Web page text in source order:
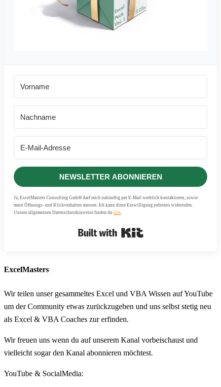
NEWSLETTER ABONNIEREN
Ja, ExcelMasters Consulting GmbH darf mich zukünftig per E-Mail werblich kontaktieren, sowie
mein Öffnungs- und Klickverhalten messen. Ich kann diese Einwilligung jederzeit widerrufen.
Unsere allgemeinen Datenschutzhinweise finden du hier.
ExcelMasters
Wir teilen unser gesammeltes Excel und VBA Wissen auf YouTube
um der Community etwas zurückzugeben und uns selbst stetig neu
als Excel & VBA Coaches zur erfinden.
Wir freuen uns wenn du auf unserem Kanal vorbeischaust und
vielleicht sogar den Kanal abonnieren möchtest.
YouTube & SocialMedia: